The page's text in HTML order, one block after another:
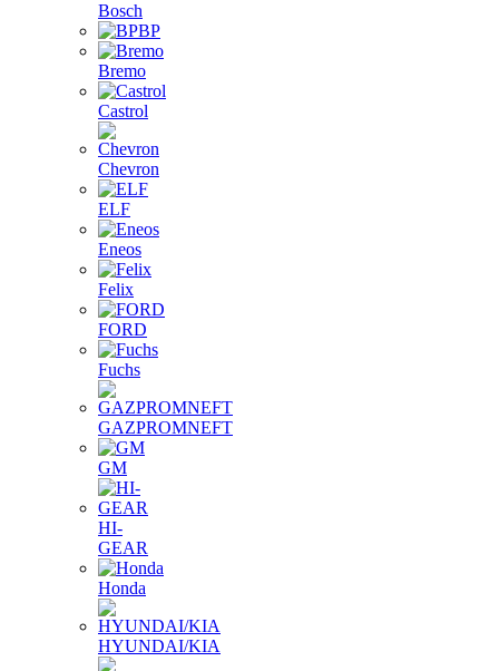
Bosch
BP
Bremo
Castrol
Chevron
ELF
Eneos
Felix
FORD
Fuchs
GAZPROMNEFT
GM
HI-
GEAR
Honda
HYUNDAI/KIA